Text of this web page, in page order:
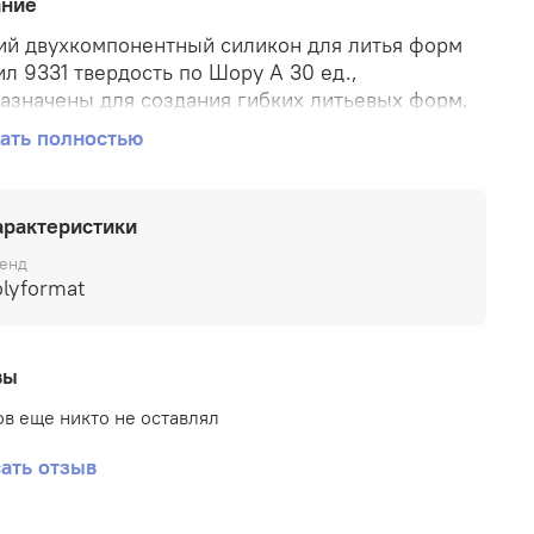
двухкомпонентный силикон для литья форм
9331 твердость по Шору А 30 ед.,
для создания гибких литьевых форм,
подходящих для многократного
изделий сложной конфигурации. Эти
полностью
еще никто не оставлял
отзыв